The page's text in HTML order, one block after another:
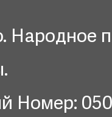
Народное
Номер: